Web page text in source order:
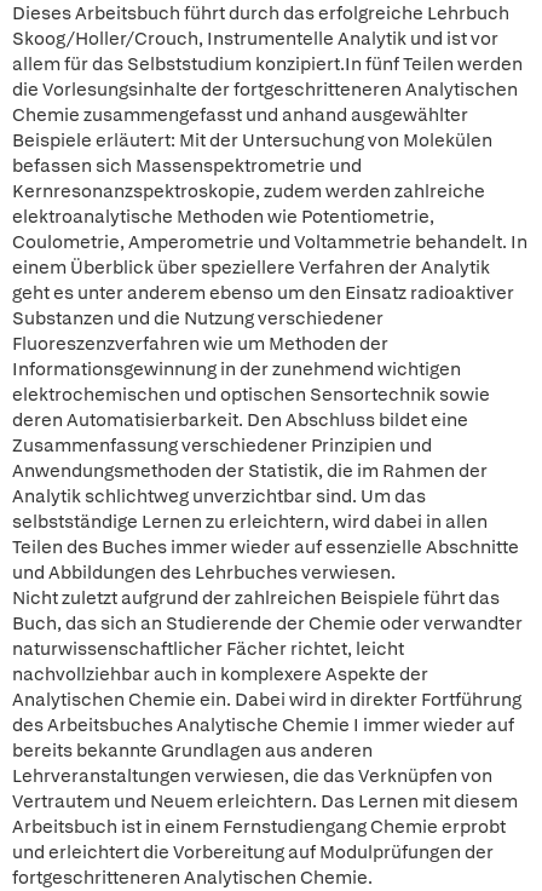
Dieses Arbeitsbuch führt durch das erfolgreiche Lehrbuch
Skoog/Holler/Crouch, Instrumentelle Analytik und ist vor
allem für das Selbststudium konzipiert.In fünf Teilen werden
die Vorlesungsinhalte der fortgeschritteneren Analytischen
Chemie zusammengefasst und anhand ausgewählter
Beispiele erläutert: Mit der Untersuchung von Molekülen
befassen sich Massenspektrometrie und
Kernresonanzspektroskopie, zudem werden zahlreiche
elektroanalytische Methoden wie Potentiometrie,
Coulometrie, Amperometrie und Voltammetrie behandelt. In
einem Überblick über speziellere Verfahren der Analytik
geht es unter anderem ebenso um den Einsatz radioaktiver
Substanzen und die Nutzung verschiedener
Fluoreszenzverfahren wie um Methoden der
Informationsgewinnung in der zunehmend wichtigen
elektrochemischen und optischen Sensortechnik sowie
deren Automatisierbarkeit. Den Abschluss bildet eine
Zusammenfassung verschiedener Prinzipien und
Anwendungsmethoden der Statistik, die im Rahmen der
Analytik schlichtweg unverzichtbar sind. Um das
selbstständige Lernen zu erleichtern, wird dabei in allen
Teilen des Buches immer wieder auf essenzielle Abschnitte
und Abbildungen des Lehrbuches verwiesen.
Nicht zuletzt aufgrund der zahlreichen Beispiele führt das
Buch, das sich an Studierende der Chemie oder verwandter
naturwissenschaftlicher Fächer richtet, leicht
nachvollziehbar auch in komplexere Aspekte der
Analytischen Chemie ein. Dabei wird in direkter Fortführung
des Arbeitsbuches Analytische Chemie I immer wieder auf
bereits bekannte Grundlagen aus anderen
Lehrveranstaltungen verwiesen, die das Verknüpfen von
Vertrautem und Neuem erleichtern. Das Lernen mit diesem
Arbeitsbuch ist in einem Fernstudiengang Chemie erprobt
und erleichtert die Vorbereitung auf Modulprüfungen der
fortgeschritteneren Analytischen Chemie.